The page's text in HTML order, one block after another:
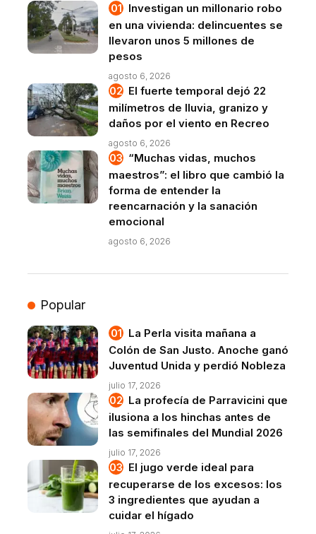
Investigan un millonario robo
en una vivienda: delincuentes se
llevaron unos 5 millones de
pesos
agosto 6, 2026
El fuerte temporal dejó 22
milímetros de lluvia, granizo y
daños por el viento en Recreo
agosto 6, 2026
“Muchas vidas, muchos
maestros”: el libro que cambió la
forma de entender la
reencarnación y la sanación
emocional
agosto 6, 2026
Popular
La Perla visita mañana a
Colón de San Justo. Anoche ganó
Juventud Unida y perdió Nobleza
julio 17, 2026
La profecía de Parravicini que
ilusiona a los hinchas antes de
las semifinales del Mundial 2026
julio 17, 2026
El jugo verde ideal para
recuperarse de los excesos: los
3 ingredientes que ayudan a
cuidar el hígado